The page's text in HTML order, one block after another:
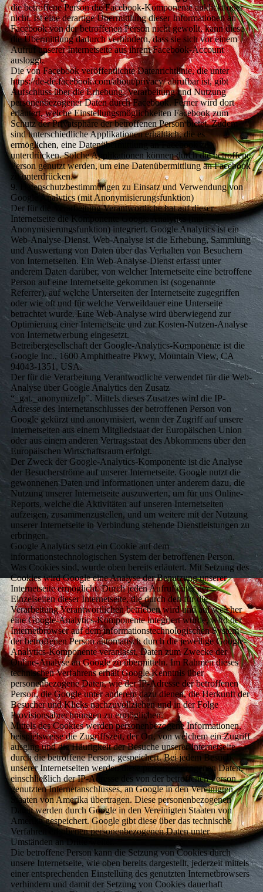
die betroffene Person die Facebook-Komponente anklickt oder
nicht. Ist eine derartige Übermittlung dieser Informationen an
Facebook von der betroffenen Person nicht gewollt, kann diese
die Übermittlung dadurch verhindern, dass sie sich vor einem
Aufruf unserer Internetseite aus ihrem Facebook-Account
ausloggt.
Die von Facebook veröffentlichte Datenrichtlinie, die unter
https://de-de.facebook.com/about/privacy/ abrufbar ist, gibt
Aufschluss über die Erhebung, Verarbeitung und Nutzung
personenbezogener Daten durch Facebook. Ferner wird dort
erläutert, welche Einstellungsmöglichkeiten Facebook zum
Schutz der Privatsphäre der betroffenen Person bietet. Zudem
sind unterschiedliche Applikationen erhältlich, die es
ermöglichen, eine Datenübermittlung an Facebook zu
unterdrücken. Solche Applikationen können durch die betroffene
Person genutzt werden, um eine Datenübermittlung an Facebook
zu unterdrücken.
9. Datenschutzbestimmungen zu Einsatz und Verwendung von
Google Analytics (mit Anonymisierungsfunktion)
Der für die Verarbeitung Verantwortliche hat auf dieser
Internetseite die Komponente Google Analytics (mit
Anonymisierungsfunktion) integriert. Google Analytics ist ein
Web-Analyse-Dienst. Web-Analyse ist die Erhebung, Sammlung
und Auswertung von Daten über das Verhalten von Besuchern
von Internetseiten. Ein Web-Analyse-Dienst erfasst unter
anderem Daten darüber, von welcher Internetseite eine betroffene
Person auf eine Internetseite gekommen ist (sogenannte
Referrer), auf welche Unterseiten der Internetseite zugegriffen
oder wie oft und für welche Verweildauer eine Unterseite
betrachtet wurde. Eine Web-Analyse wird überwiegend zur
Optimierung einer Internetseite und zur Kosten-Nutzen-Analyse
von Internetwerbung eingesetzt.
Betreibergesellschaft der Google-Analytics-Komponente ist die
Google Inc., 1600 Amphitheatre Pkwy, Mountain View, CA
94043-1351, USA.
Der für die Verarbeitung Verantwortliche verwendet für die Web-
Analyse über Google Analytics den Zusatz
“_gat._anonymizeIp”. Mittels dieses Zusatzes wird die IP-
Adresse des Internetanschlusses der betroffenen Person von
Google gekürzt und anonymisiert, wenn der Zugriff auf unsere
Internetseiten aus einem Mitgliedstaat der Europäischen Union
oder aus einem anderen Vertragsstaat des Abkommens über den
Europäischen Wirtschaftsraum erfolgt.
Der Zweck der Google-Analytics-Komponente ist die Analyse
der Besucherströme auf unserer Internetseite. Google nutzt die
gewonnenen Daten und Informationen unter anderem dazu, die
Nutzung unserer Internetseite auszuwerten, um für uns Online-
Reports, welche die Aktivitäten auf unseren Internetseiten
aufzeigen, zusammenzustellen, und um weitere mit der Nutzung
unserer Internetseite in Verbindung stehende Dienstleistungen zu
erbringen.
Google Analytics setzt ein Cookie auf dem
informationstechnologischen System der betroffenen Person.
Was Cookies sind, wurde oben bereits erläutert. Mit Setzung des
Cookies wird Google eine Analyse der Benutzung unserer
Internetseite ermöglicht. Durch jeden Aufruf einer der
Einzelseiten dieser Internetseite, die durch den für die
Verarbeitung Verantwortlichen betrieben wird und auf welcher
eine Google-Analytics-Komponente integriert wurde, wird der
Internetbrowser auf dem informationstechnologischen System
der betroffenen Person automatisch durch die jeweilige Google-
Analytics-Komponente veranlasst, Daten zum Zwecke der
Online-Analyse an Google zu übermitteln. Im Rahmen dieses
technischen Verfahrens erhält Google Kenntnis über
personenbezogene Daten, wie der IP-Adresse der betroffenen
Person, die Google unter anderem dazu dienen, die Herkunft der
Besucher und Klicks nachzuvollziehen und in der Folge
Provisionsabrechnungen zu ermöglichen.
Mittels des Cookies werden personenbezogene Informationen,
beispielsweise die Zugriffszeit, der Ort, von welchem ein Zugriff
ausging und die Häufigkeit der Besuche unserer Internetseite
durch die betroffene Person, gespeichert. Bei jedem Besuch
unserer Internetseiten werden diese personenbezogenen Daten,
einschließlich der IP-Adresse des von der betroffenen Person
genutzten Internetanschlusses, an Google in den Vereinigten
Staaten von Amerika übertragen. Diese personenbezogenen
Daten werden durch Google in den Vereinigten Staaten von
Amerika gespeichert. Google gibt diese über das technische
Verfahren erhobenen personenbezogenen Daten unter
Umständen an Dritte weiter.
Die betroffene Person kann die Setzung von Cookies durch
unsere Internetseite, wie oben bereits dargestellt, jederzeit mittels
einer entsprechenden Einstellung des genutzten Internetbrowsers
verhindern und damit der Setzung von Cookies dauerhaft